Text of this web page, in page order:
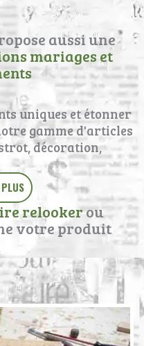
aussi une
mariages et
uniques et étonner
gamme d'articles
décoration,
relookerou
votre produit